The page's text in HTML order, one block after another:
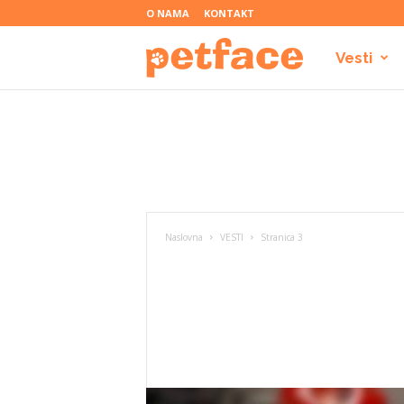
O NAMA KONTAKT
Vesti
Naslovna VESTI Stranica 3